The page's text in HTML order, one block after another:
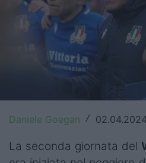
United Rugby
Top14
Premiership
Challenge Cup
World Rugby
Daniele Goegan /
La seconda giornata del